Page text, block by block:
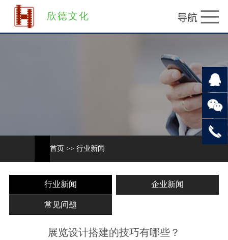
欣德文化
首页 >> 行业新闻
行业新闻 企业新闻
常见问题
展览设计搭建的技巧有哪些？